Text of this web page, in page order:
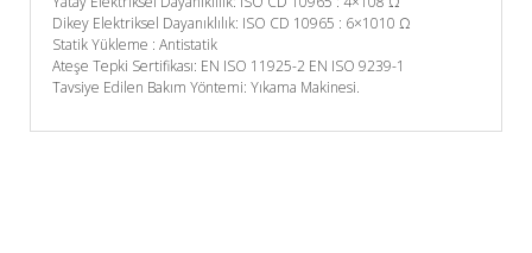
Dikey Elektriksel Dayanıklılık: ISO CD 10965 : 6×1010 Ω
Statik Yükleme : Antistatik
Ateşe Tepki Sertifikası: EN ISO 11925-2 EN ISO 9239-1
Tavsiye Edilen Bakım Yöntemi: Yıkama Makinesi.